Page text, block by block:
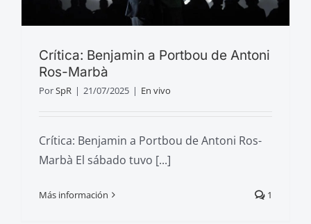
Crítica: Benjamin a Portbou de Antoni
Ros-Marbà
PorSpR | 21/07/2025 | En vivo
Crítica: Benjamin a Portbou de Antoni Ros-
Marbà El sábado tuvo [...]
Más información 1